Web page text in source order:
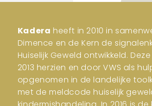
Kadera heeft in 2010 in
Dimence en de Kern de
Huiselijk Geweld ontwikkeld.
2013 herzien en door VWS als
opgenomen in de landelijke
met de meldcode huiselijk